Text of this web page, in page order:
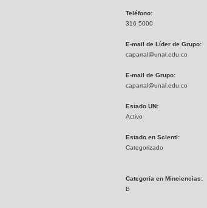
Teléfono:
316 5000
E-mail de Líder de Grupo:
caparral@unal.edu.co
E-mail de Grupo:
caparral@unal.edu.co
Estado UN:
Activo
Estado en Scienti:
Categorizado
Categoría en Minciencias:
B